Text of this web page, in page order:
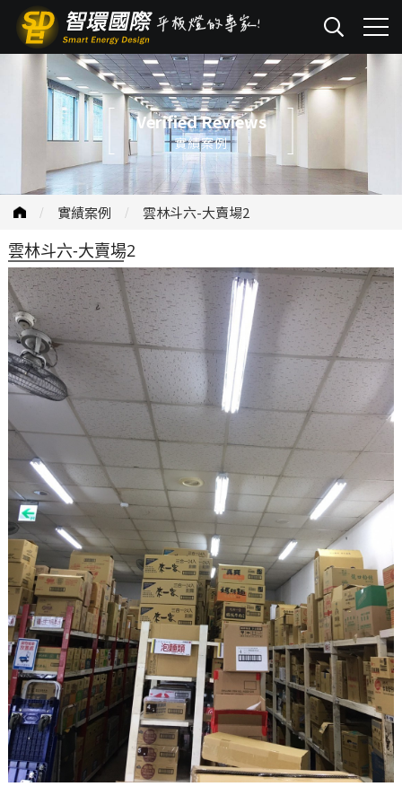
Verified Reviews
實績案例
實績案例 雲林斗六-大賣場2
雲林斗六-大賣場2